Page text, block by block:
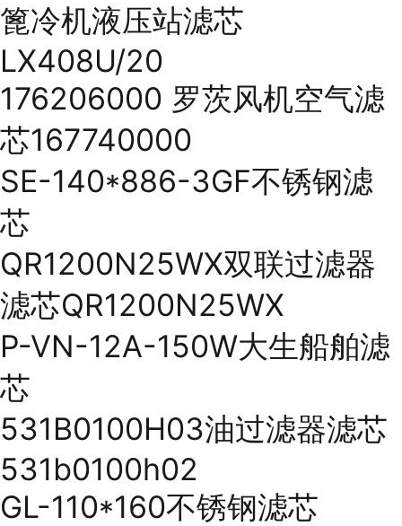
篦冷机液压站滤芯
LX408U/20
176206000 罗茨风机空气滤
芯167740000
SE-140*886-3GF不锈钢滤
芯
QR1200N25WX双联过滤器
滤芯QR1200N25WX
P-VN-12A-150W大生船舶滤
芯
531B0100H03油过滤器滤芯
531b0100h02
GL-110*160不锈钢滤芯